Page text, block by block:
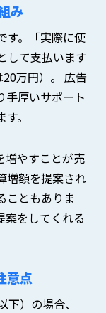
み
す。「実際に使
して支払います
20万円）。 広告
手厚いサポート
。
増やすことが売
増額を提案され
こともありま
案をしてくれる
意点
）の場合、